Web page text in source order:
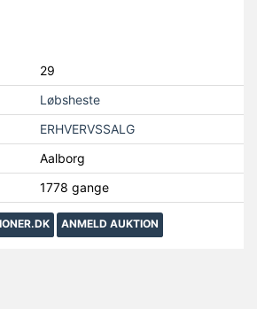
29
Løbsheste
ERHVERVSSALG
Aalborg
1778 gange
ANMELD AUKTION